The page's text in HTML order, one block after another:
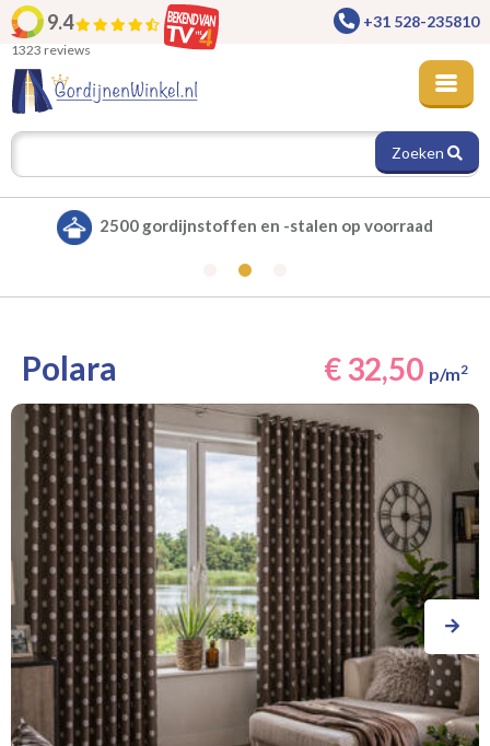
9.4
1323 reviews
+31 528-235810
Zoeken
Alle gordijnen verduisterend leverbaar
Polara € 32,50 p/m2